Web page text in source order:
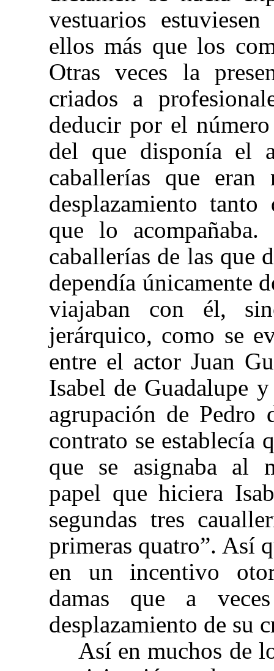
vestuarios
ellos más que los
Otras veces la
criados a
deducir por el
del que disponía el
caballerías que eran
desplazamiento
que lo
caballerías de las que
dependía únicamente
viajaban con él,
jerárquico, como se
entre el actor Juan
Isabel de Guadalupe
agrupación de
contrato se establecía
que se asignaba al
papel que hiciera
segundas tres
primeras quatro”. Así
en un incentivo
damas que a
desplazamiento de su
Así en muchos de